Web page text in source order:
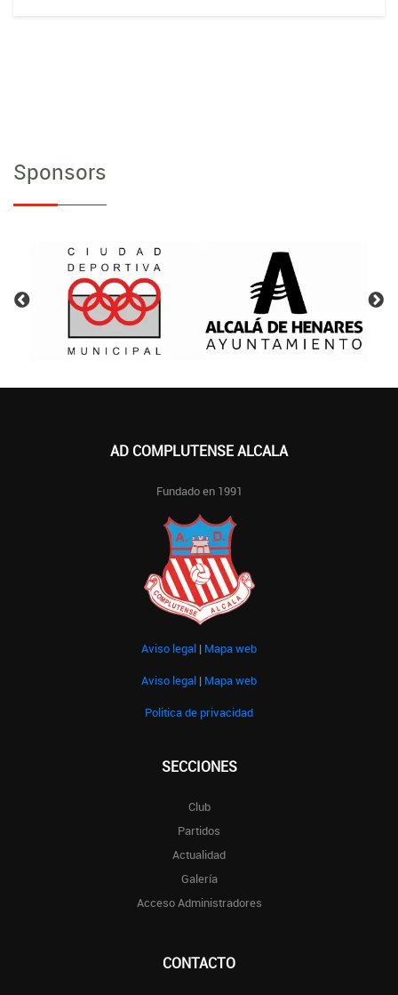
Sponsors
AD COMPLUTENSE ALCALA
Fundado en 1991
Aviso legal | Mapa web
Aviso legal | Mapa web
Politica de privacidad
SECCIONES
Club
Partidos
Actualidad
Galería
Acceso Administradores
CONTACTO